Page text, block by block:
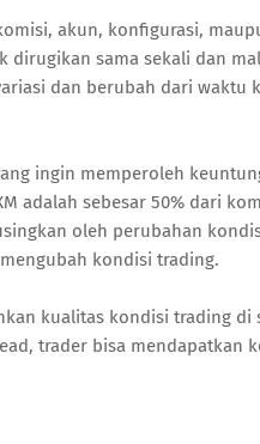
akun, konfigurasi,
sama sekali dan
dan berubah dari waktu
ingin memperoleh
adalah sebesar 50% dari
oleh perubahan
kondisi trading.
kualitas kondisi trading di
trader bisa mendapatkan